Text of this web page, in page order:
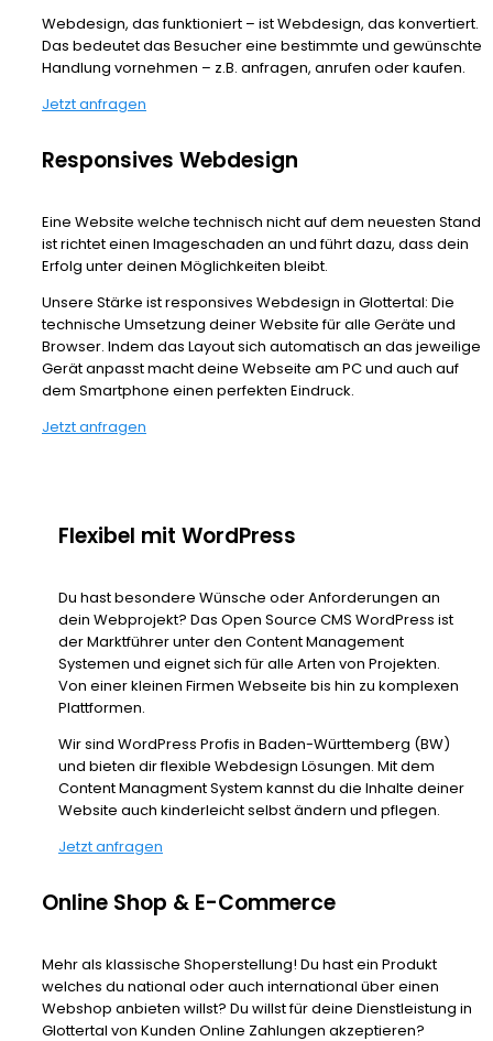
Webdesign, das funktioniert – ist Webdesign, das konvertiert.
Das bedeutet das Besucher eine bestimmte und gewünschte
Handlung vornehmen – z.B. anfragen, anrufen oder kaufen.
Jetzt anfragen
Responsives Webdesign
Eine Website welche technisch nicht auf dem neuesten Stand
ist richtet einen Imageschaden an und führt dazu, dass dein
Erfolg unter deinen Möglichkeiten bleibt.
Unsere Stärke ist responsives Webdesign in Glottertal: Die
technische Umsetzung deiner Website für alle Geräte und
Browser. Indem das Layout sich automatisch an das jeweilige
Gerät anpasst macht deine Webseite am PC und auch auf
dem Smartphone einen perfekten Eindruck.
Jetzt anfragen
Flexibel mit WordPress
Du hast besondere Wünsche oder Anforderungen an
dein Webprojekt? Das Open Source CMS WordPress ist
der Marktführer unter den Content Management
Systemen und eignet sich für alle Arten von Projekten.
Von einer kleinen Firmen Webseite bis hin zu komplexen
Plattformen.
Wir sind WordPress Profis in Baden-Württemberg (BW)
und bieten dir flexible Webdesign Lösungen. Mit dem
Content Managment System kannst du die Inhalte deiner
Website auch kinderleicht selbst ändern und pflegen.
Jetzt anfragen
Online Shop & E-Commerce
Mehr als klassische Shoperstellung! Du hast ein Produkt
welches du national oder auch international über einen
Webshop anbieten willst? Du willst für deine Dienstleistung in
Glottertal von Kunden Online Zahlungen akzeptieren?